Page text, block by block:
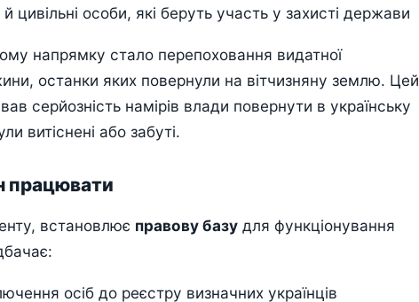
й цивільні особи, які беруть участь у захисті держави
напрямку стало перепоховання видатної
останки яких повернули на вітчизняну землю. Цей
серйозність намірів влади повернути в українську
витіснені або забуті.
працювати
встановлює правову базу для функціонування
осіб до реєстру визначних українців